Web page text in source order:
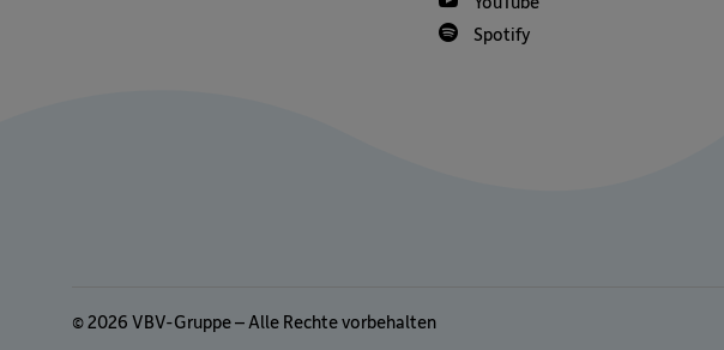
Spotify
© 2026 VBV-Gruppe – Alle Rechte vorbehalten